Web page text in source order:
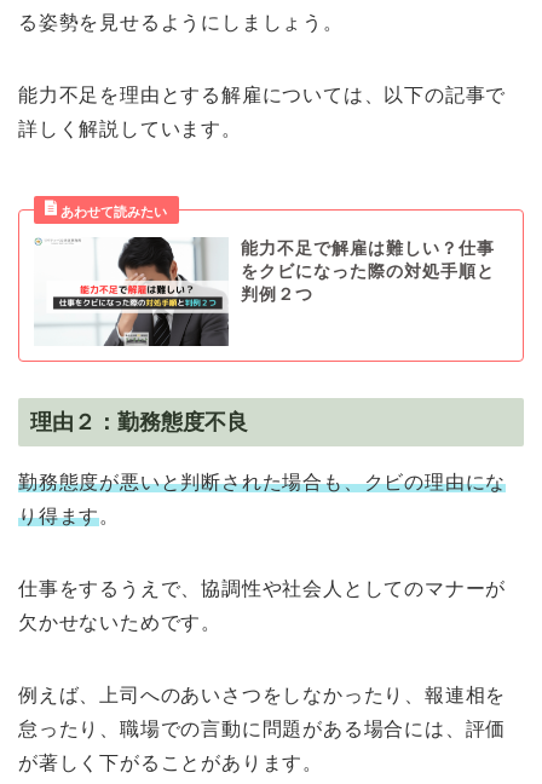
る姿勢を見せるようにしましょう。
能力不足を理由とする解雇については、以下の記事で
詳しく解説しています。
能力不足で解雇は難しい？仕事
をクビになった際の対処手順と
判例２つ
理由２：勤務態度不良
勤務態度が悪いと判断された場合も、クビの理由にな
り得ます。
仕事をするうえで、協調性や社会人としてのマナーが
欠かせないためです。
例えば、上司へのあいさつをしなかったり、報連相を
怠ったり、職場での言動に問題がある場合には、評価
が著しく下がることがあります。